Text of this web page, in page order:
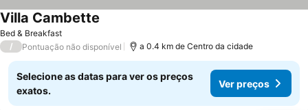
Bed & Breakfast
Villa Cambette
/ Pontuação não disponível a 0.4 km de Centro da cidade
Selecione as datas para ver os preços
exatos.
Ver preços